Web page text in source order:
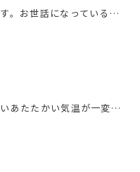
来週から新年度です。お世話になっている業者のご担当者様の異…
春を思わせるくらいあたたかい気温が一変。ドカッと雪が降りま…